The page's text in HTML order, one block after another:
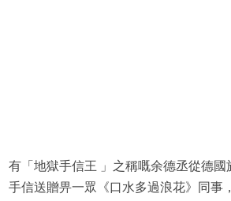
有「地獄手信王 」之稱嘅余德丞從德國
手信送贈畀一眾《口水多過浪花》同事